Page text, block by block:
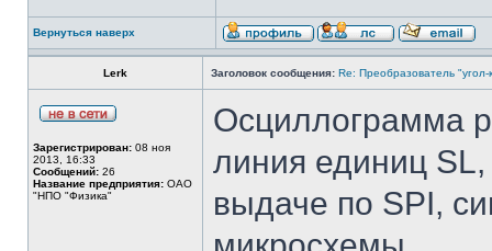
Вернуться наверх
Lerk Заголовок сообщения: Re: Преобразователь
Зарегистрирован: 08 ноя
2013, 16:33
Сообщений: 26
Название предприятия: ОАО
"НПО "Физика"
Осциллограмма
линия единиц SL,
выдаче по SPI,